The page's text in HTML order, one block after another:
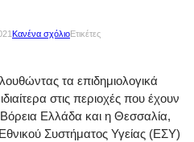
Κανένα σχόλιοΕτικέτες
τα επιδημιολογικά
στις περιοχές που έχουν
Ελλάδα και η Θεσσαλία,
Συστήματος Υγείας (ΕΣΥ)